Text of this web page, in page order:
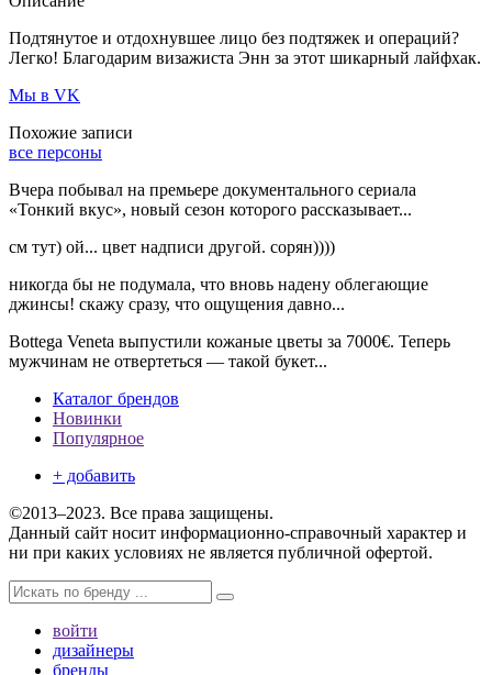
Подтянутое и отдохнувшее лицо без подтяжек и операций?
Легко! Благодарим визажиста Энн за этот шикарный лайфхак.
Мы в VK
Похожие записи
все персоны
Вчера побывал на премьере документального сериала
«Тонкий вкус», новый сезон которого рассказывает...
см тут) ой... цвет надписи другой. сорян))))
никогда бы не подумала, что вновь надену облегающие
джинсы! скажу сразу, что ощущения давно...
Bottega Veneta выпустили кожаные цветы за 7000€. Теперь
мужчинам не отвертеться — такой букет...
Каталог брендов
Новинки
Популярное
+ добавить
©2013–2023. Все права защищены.
Данный сайт носит информационно-справочный характер и
ни при каких условиях не является публичной офертой.
войти
дизайнеры
бренды